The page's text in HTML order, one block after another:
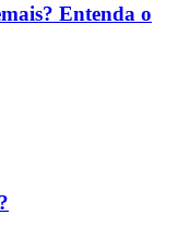
Entenda o